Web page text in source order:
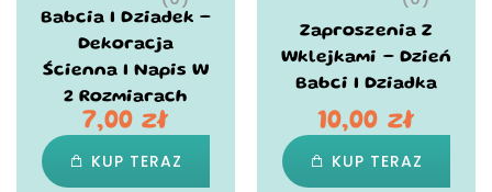
Babcia I Dziadek –
Dekoracja
Ścienna I Napis W
2 Rozmiarach
7,00zł
KUP TERAZ
Zaproszenia Z
Wklejkami – Dzień
Babci I Dziadka
10,00 zł
KUP TERAZ